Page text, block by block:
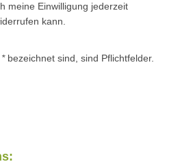
meine Einwilligung jederzeit
kann.
*bezeichnet sind, sind Pflichtfelder.